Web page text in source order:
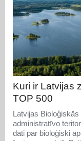
Kuri ir Latvijas
TOP 500
Latvijas
administratīvo
dati par bioloģiski